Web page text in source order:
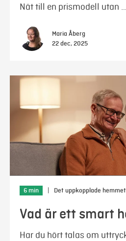
Nät till en prismodell utan …
Maria Åberg
22 dec, 2025
6 min | Det uppkopplade hemmet
Vad är ett smart
Har du hört talas om